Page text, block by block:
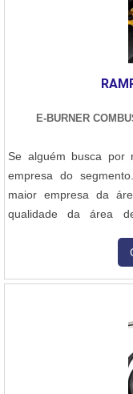
E-BURNER
Se alguém busca por
empresa do
maior empresa da
qualidade da área de
caldeira em uma
encontra o site da E-
há de melhor na
de gás caldeira,
oferecer produtos e
precisão,